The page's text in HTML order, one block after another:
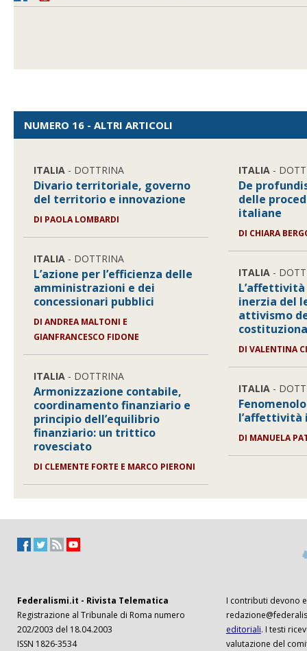
NUMERO 16 - ALTRI ARTICOLI
ITALIA - DOTTRINA
Divario territoriale, governo
del territorio e innovazione
DI PAOLA LOMBARDI
ITALIA - DOTTRINA
L’azione per l’efficienza delle
amministrazioni e dei
concessionari pubblici
DIANDREA MALTONI E
GIANFRANCESCO FIDONE
ITALIA - DOTTRINA
Armonizzazione contabile,
coordinamento finanziario e
principio dell’equilibrio
finanziario: un trittico
rovesciato
DI CLEMENTE FORTE E MARCO PIERONI
ITALIA -
De
delle
italiane
DI CHIARA
ITALIA -
inerzia del
attivismo
DIVALENTINA
ITALIA -
l’affettività
DI MANUELA
Federalismi.it - Rivista Telematica
Registrazione al Tribunale di Roma numero
202/2003 del 18.04.2003
ISSN 1826-3534
I contributi devono
editoriali. I testi
valutazione del